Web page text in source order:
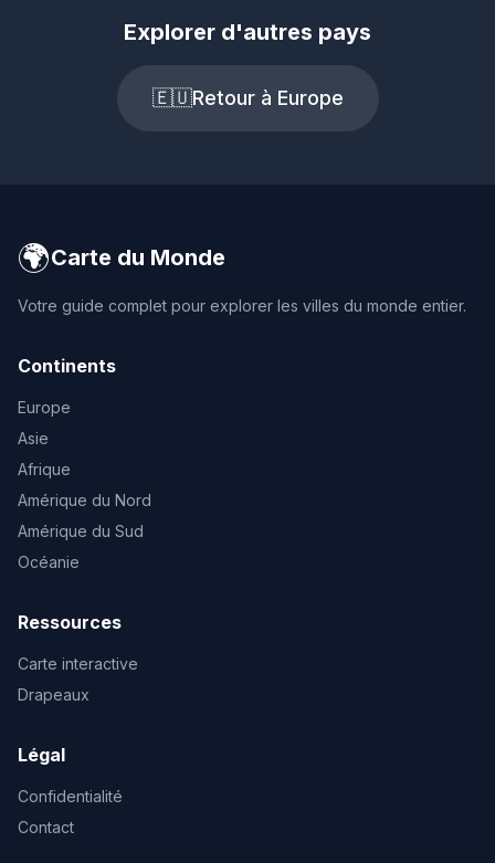
Explorer d'autres pays
🇪🇺Retour à Europe
🌍Carte du Monde
Votre guide complet pour explorer les villes du monde entier.
Continents
Europe
Asie
Afrique
Amérique du Nord
Amérique du Sud
Océanie
Ressources
Carte interactive
Drapeaux
Légal
Confidentialité
Contact